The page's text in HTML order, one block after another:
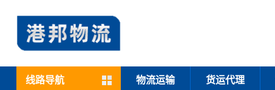
线路导航 物流运输 货运代理